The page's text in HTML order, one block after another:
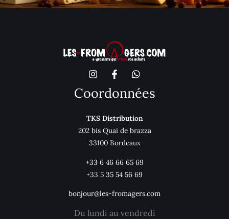
Coordonnées
TKS Distribution
202 bis Quai de brazza
33100 Bordeaux
+33 6 46 66 65 69
+33 5 35 54 56 69
bonjour@les-fromagers.com
Du lundi au vendredi